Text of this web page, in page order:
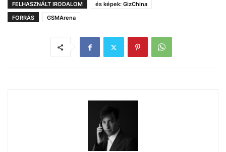
FELHASZNÁLT IRODALOM
és képek: GizChina
FORRÁS
GSMArena